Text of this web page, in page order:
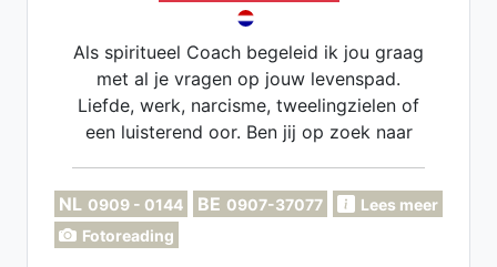
Als spiritueel Coach begeleid ik jou graag
met al je vragen op jouw levenspad.
Liefde, werk, narcisme, tweelingzielen of
een luisterend oor. Ben jij op zoek naar
mij op de juiste plek. Na een gesprek met
mij heb jij meer inzichten en tools
gekregen zodat jij weer met een frisse
NL 0909 - 0144 BE 0907-37077
Lees meer
Fotoreading